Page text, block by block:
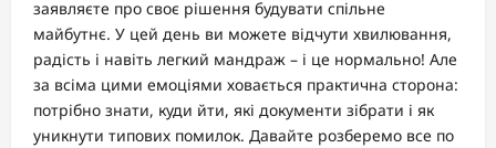
заявляєте про своє рішення будувати спільне
майбутнє. У цей день ви можете відчути хвилювання,
радість і навіть легкий мандраж – і це нормально! Але
за всіма цими емоціями ховається практична сторона:
потрібно знати, куди йти, які документи зібрати і як
уникнути типових помилок. Давайте розберемо все по